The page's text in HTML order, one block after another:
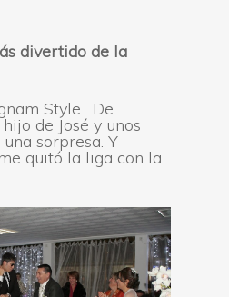
divertido de la
Style . De
de José y unos
sorpresa. Y
quitó la liga con la